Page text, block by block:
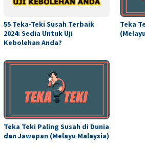
55 Teka-Teki Susah Terbaik
2024: Sedia Untuk Uji
Kebolehan Anda?
Teka
Teka Teki Paling Susah di Dunia
dan Jawapan (Melayu Malaysia)